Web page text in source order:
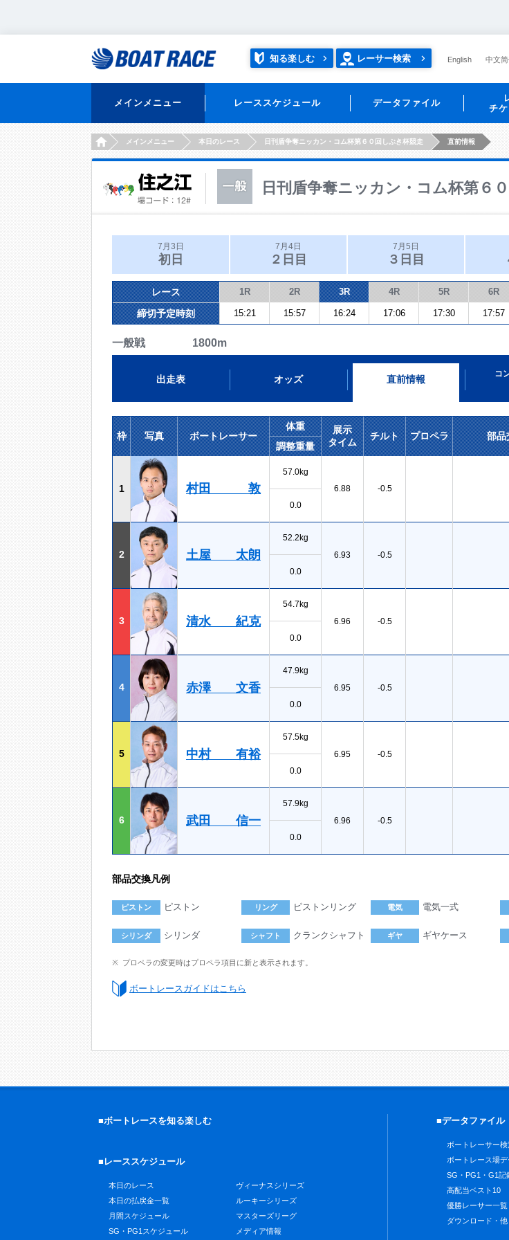
知る楽しむ レーサー検索 English 中文
メインメニュー レーススケジュール データファイル
チ
HOMEメインメニュー 本日のレース 日刊盾争奪ニッカン・コム杯第６０回しぶき杯競走 直前情報
日刊盾争奪ニッカン・コム杯第６
7月3日
初日
7月4日
２日目
7月5日
３日目
レース 1R 2R 3R 4R 5R 6R
締切予定時刻 15:21 15:57 16:24 17:06 17:30 17:57
一般戦 1800m
出走表 オッズ 直前情報
コ
枠 写真 ボートレーサー
体重
展示
タイム
チルト プロペラ 部品
調整重量
1 村田 敦
57.0kg
6.88
-0.5
0.0
2 土屋 太朗
52.2kg
6.93
-0.5
0.0
3 清水 紀克
54.7kg
6.96
-0.5
0.0
4 赤澤 文香
47.9kg
6.95
-0.5
0.0
5 中村 有裕
57.5kg
6.95
-0.5
0.0
6 武田 信一
57.9kg
6.96
-0.5
0.0
部品交換凡例
ピストン ピストン リング ピストンリング 電気 電気一式
シリンダ シリンダ シャフト クランクシャフト ギヤ ギヤケース
プロペラの変更時はプロペラ項目に新と表示されます。
ボートレースガイドはこちら
■ボートレースを知る楽しむ
■レーススケジュール
本日のレース
本日の払戻金一覧
月間スケジュール
SG・PG1スケジュール
ヴィーナスシリーズ
ルーキーシリーズ
マスターズリーグ
メディア情報
■データファイル
ボートレーサー検
ボートレース場デ
SG・PG1・G1記
高配当ベスト10
優勝レーサー一覧
ダウンロード・他